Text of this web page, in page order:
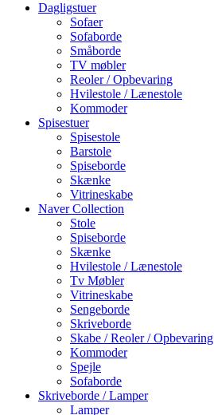
Dagligstuer
Sofaer
Sofaborde
Småborde
TV møbler
Reoler / Opbevaring
Hvilestole / Lænestole
Kommoder
Spisestuer
Spisestole
Barstole
Spiseborde
Skænke
Vitrineskabe
Naver Collection
Stole
Spiseborde
Skænke
Hvilestole / Lænestole
Tv Møbler
Vitrineskabe
Sengeborde
Skriveborde
Skabe / Reoler / Opbevaring
Kommoder
Spejle
Sofaborde
Skriveborde / Lamper
Lamper